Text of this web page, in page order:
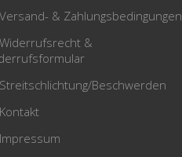
Versand- & Zahlungsbedingungen
Widerrufsrecht &
Streitschlichtung/Beschwerden
Kontakt
Impressum